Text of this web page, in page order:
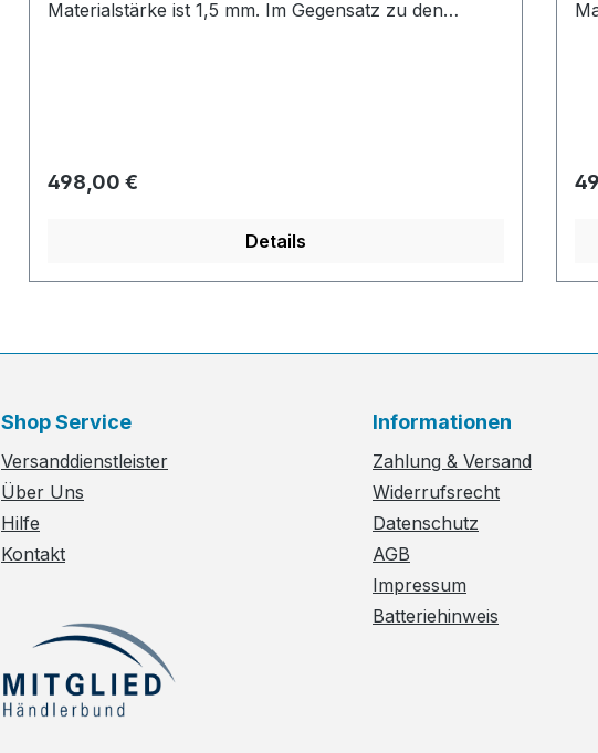
Materialstärke ist 1,5 mm. Im Gegensatz zu den
Regulärer Preis:
498,00 €
Details
Shop Service
Versanddienstleister
Über Uns
Hilfe
Kontakt
Informationen
Zahlung & Versand
Widerrufsrecht
Datenschutz
AGB
Impressum
Batteriehinweis